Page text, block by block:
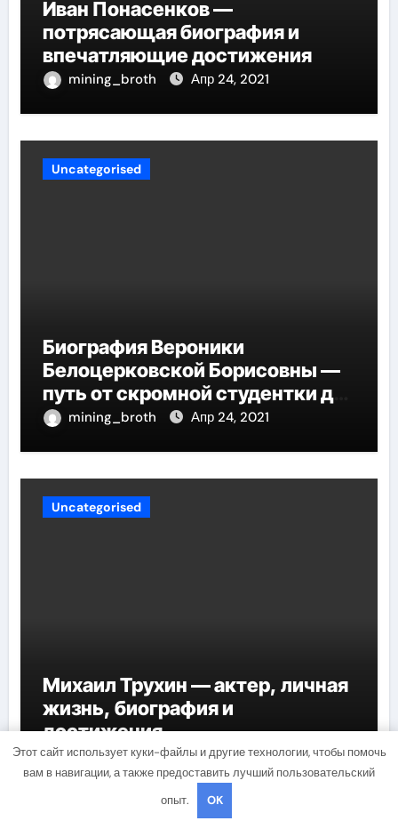
Иван Понасенков —
потрясающая биография и
впечатляющие достижения
mining_broth Апр 24, 2021
Uncategorised
Биография Вероники
Белоцерковской Борисовны —
путь от скромной студентки до
великолепных достижений в
mining_broth Апр 24, 2021
Uncategorised
Михаил Трухин — актер, личная
жизнь, биография и
достижения
mining_broth Апр 22, 2021
Этот сайт использует куки-файлы и другие технологии, чтобы помочь
вам в навигации, а также предоставить лучший пользовательский
опыт.
OK